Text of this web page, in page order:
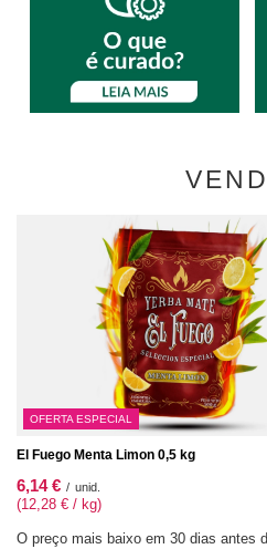
OFERTA ESPECIAL
El Fuego Menta Limon 0,5 kg
6,14 € / unid.
(12,28 € / kg)
O preço mais baixo em 30 dias antes